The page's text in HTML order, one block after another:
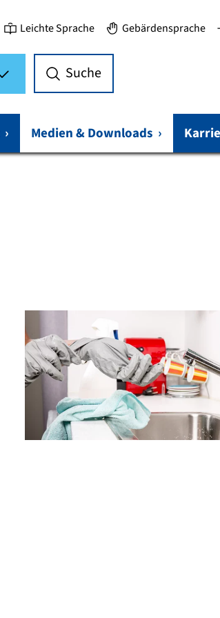
Leichte Sprache Gebärdensprache
Suche
› Medien & Downloads ›